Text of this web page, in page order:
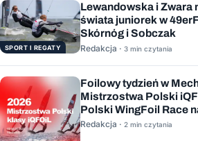
SPORT I REGATY
Lewandowska i Zwara
świata juniorek w
Skórnóg i Sobczak
Redakcja · 3 min czytania
Foilowy tydzień w
Mistrzostwa Polski
Polski WingFoil Race
sierpnia
Redakcja · 2 min czytania